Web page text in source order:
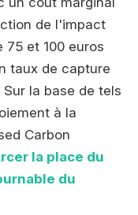
de l'impact
et 100 euros
taux de capture
la base de tels
à la
Carbon
la place du
du